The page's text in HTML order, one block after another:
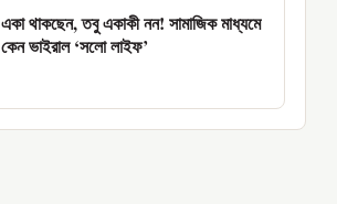
একা থাকছেন, তবু একাকী নন! সামাজিক মাধ্যমে
কেন ভাইরাল ‘সলো লাইফ’